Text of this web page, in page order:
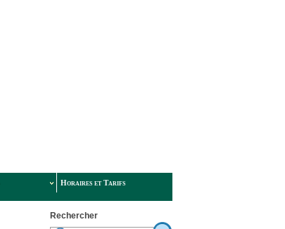
Horaires et Tarifs
Rechercher